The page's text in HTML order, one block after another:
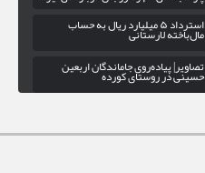
استرداد ۵ میلیارد ریال به حسابمال‌باخته لارستانی
تصاویر| پیاده‌روی جاماندگان اربعین
حسینی در روستای کورده